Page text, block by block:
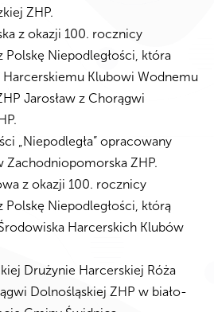
ZHP.
z okazji 100. rocznicy
Polskę Niepodległości, która
Harcerskiemu Klubowi Wodnemu
Jarosław z Chorągwi
„Niepodległa” opracowany
Zachodniopomorska ZHP.
z okazji 100. rocznicy
Polskę Niepodległości, którą
Harcerskich Klubów
Drużynie Harcerskiej Róża
Dolnośląskiej ZHP w biało-